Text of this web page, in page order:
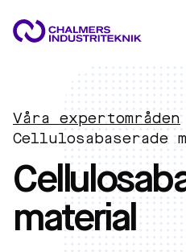
VAD VI GÖR
VÅRA EXPERTOMRÅDEN
Cirkulär ekonomi
Energi
Innovationsledning
Material
Tillämpad AI
Våra expertområden
Cellulosabaserade
material